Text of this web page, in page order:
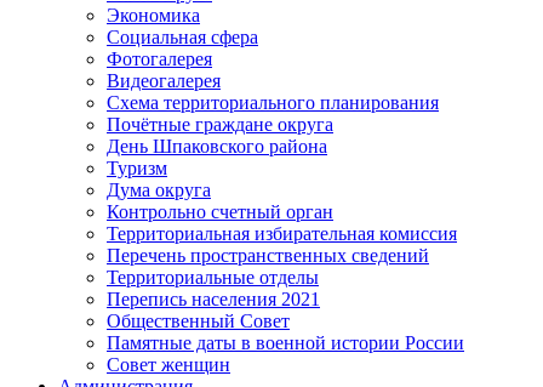
Экономика
Социальная сфера
Фотогалерея
Видеогалерея
Схема территориального планирования
Почётные граждане округа
День Шпаковского района
Туризм
Дума округа
Контрольно счетный орган
Территориальная избирательная комиссия
Перечень пространственных сведений
Территориальные отделы
Перепись населения 2021
Общественный Совет
Памятные даты в военной истории России
Совет женщин